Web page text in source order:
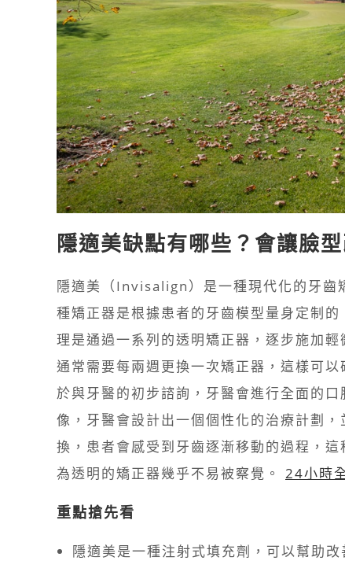
隱適美缺點有哪些？會讓臉
隱適美（Invisalign）是一種現代化的牙齒
種矯正器是根據患者的牙齒模型量身定制
理是通過一系列的透明矯正器，逐步施加
通常需要每兩週更換一次矯正器，這樣可
於與牙醫的初步諮詢，牙醫會進行全面的
像，牙醫會設計出一個個性化的治療計劃
換，患者會感受到牙齒逐漸移動的過程，
為透明的矯正器幾乎不易被察覺。 24小時
重點搶先看
隱適美是一種注射式填充劑，可以幫助